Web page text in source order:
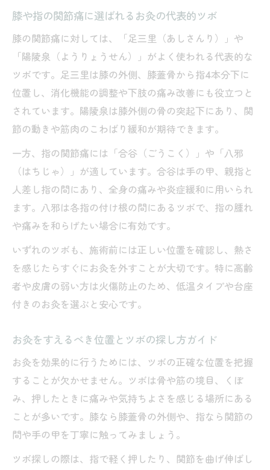
膝や指の関節痛に選ばれるお灸の代表的ツボ
膝の関節痛に対しては、「足三里（あしさんり）」や
「陽陵泉（ようりょうせん）」がよく使われる代表的な
ツボです。足三里は膝の外側、膝蓋骨から指4本分下に
位置し、消化機能の調整や下肢の痛み改善にも役立つと
されています。陽陵泉は膝外側の骨の突起下にあり、関
節の動きや筋肉のこわばり緩和が期待できます。
一方、指の関節痛には「合谷（ごうこく）」や「八邪
（はちじゃ）」が適しています。合谷は手の甲、親指と
人差し指の間にあり、全身の痛みや炎症緩和に用いられ
ます。八邪は各指の付け根の間にあるツボで、指の腫れ
や痛みを和らげたい場合に有効です。
いずれのツボも、施術前には正しい位置を確認し、熱さ
を感じたらすぐにお灸を外すことが大切です。特に高齢
者や皮膚の弱い方は火傷防止のため、低温タイプや台座
付きのお灸を選ぶと安心です。
お灸をすえるべき位置とツボの探し方ガイド
お灸を効果的に行うためには、ツボの正確な位置を把握
することが欠かせません。ツボは骨や筋の境目、くぼ
み、押したときに痛みや気持ちよさを感じる場所にある
ことが多いです。膝なら膝蓋骨の外側や、指なら関節の
間や手の甲を丁寧に触ってみましょう。
ツボ探しの際は、指で軽く押したり、関節を曲げ伸ばし